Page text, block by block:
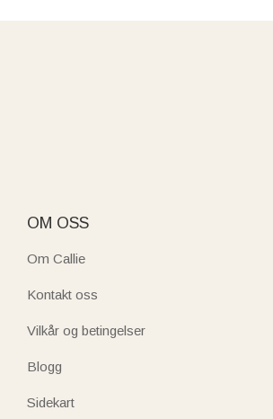
OM OSS
Om Callie
Kontakt oss
Vilkår og betingelser
Blogg
Sidekart